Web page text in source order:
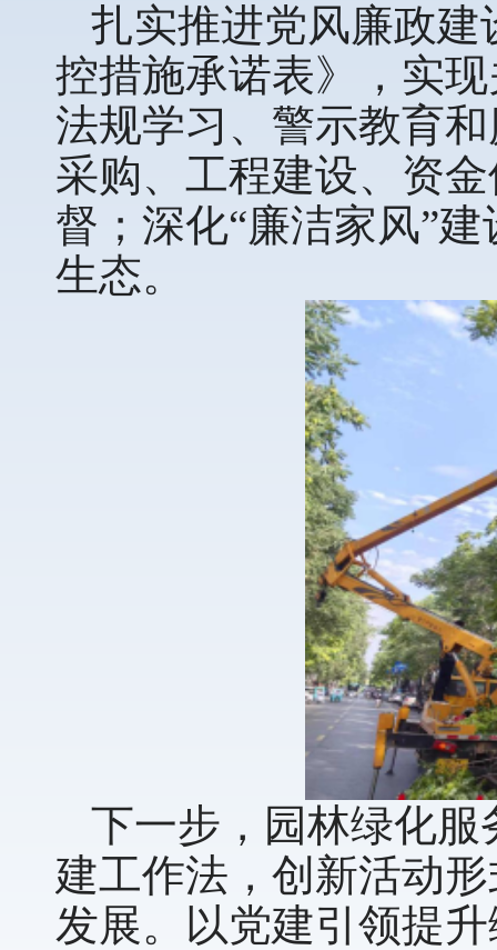
扎实推进党风廉政
控措施承诺表》，实
法规学习、警示教育
采购、工程建设、资
督；深化“廉洁家风”
生态。
下一步，园林绿化服
建工作法，创新活动
发展。以党建引领提